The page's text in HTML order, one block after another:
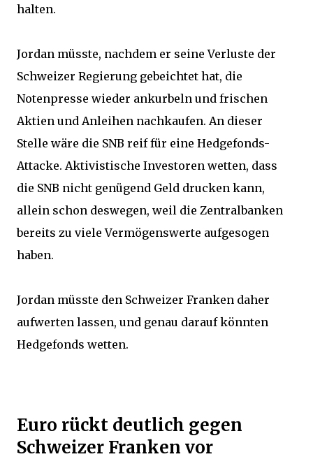
halten.
Jordan müsste, nachdem er seine Verluste der
Schweizer Regierung gebeichtet hat, die
Notenpresse wieder ankurbeln und frischen
Aktien und Anleihen nachkaufen. An dieser
Stelle wäre die SNB reif für eine Hedgefonds-
Attacke. Aktivistische Investoren wetten, dass
die SNB nicht genügend Geld drucken kann,
allein schon deswegen, weil die Zentralbanken
bereits zu viele Vermögenswerte aufgesogen
haben.
Jordan müsste den Schweizer Franken daher
aufwerten lassen, und genau darauf könnten
Hedgefonds wetten.
Euro rückt deutlich gegen
Schweizer Franken vor